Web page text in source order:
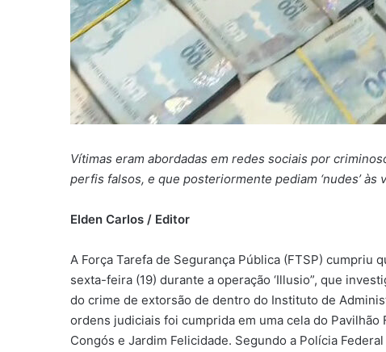
Vítimas eram abordadas em redes sociais por
perfis falsos, e que posteriormente pediam ‘nudes’ às
Elden Carlos / Editor
A Força Tarefa de Segurança Pública (FTSP) cumpriu
sexta-feira (19) durante a operação ‘Illusio”, que
do crime de extorsão de dentro do Instituto de
ordens judiciais foi cumprida em uma cela do
Congós e Jardim Felicidade. Segundo a Polícia